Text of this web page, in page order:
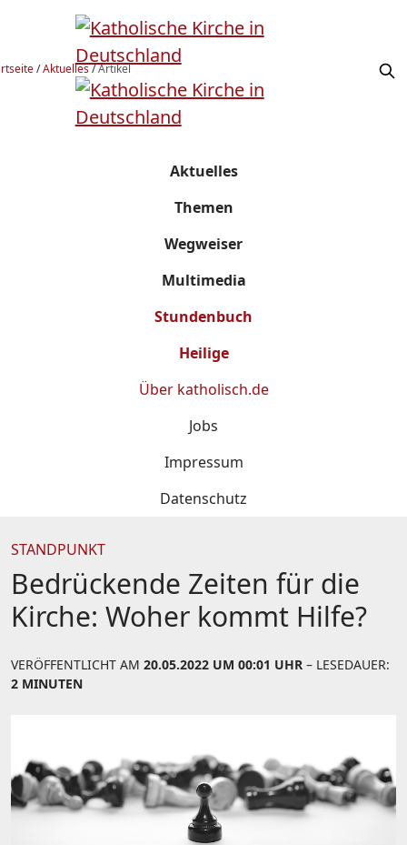
/Aktuelles/Artikel
Aktuelles
Themen
Wegweiser
Multimedia
Stundenbuch
Heilige
Über katholisch.de
Jobs
Impressum
Datenschutz
STANDPUNKT
Bedrückende Zeiten für die
Kirche: Woher kommt Hilfe?
VERÖFFENTLICHT AM 20.05.2022 UM 00:01 UHR – LESEDAUER:
2 MINUTEN